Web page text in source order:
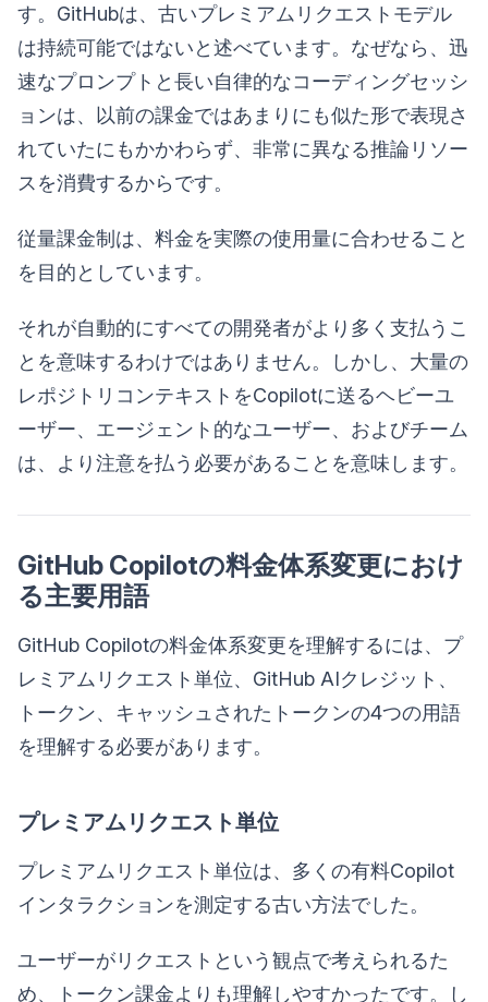
す。GitHubは、古いプレミアムリクエストモデル
は持続可能ではないと述べています。なぜなら、迅
速なプロンプトと長い自律的なコーディングセッシ
ョンは、以前の課金ではあまりにも似た形で表現さ
れていたにもかかわらず、非常に異なる推論リソー
スを消費するからです。
従量課金制は、料金を実際の使用量に合わせること
を目的としています。
それが自動的にすべての開発者がより多く支払うこ
とを意味するわけではありません。しかし、大量の
レポジトリコンテキストをCopilotに送るヘビーユ
ーザー、エージェント的なユーザー、およびチーム
は、より注意を払う必要があることを意味します。
GitHub Copilotの料金体系変更におけ
る主要用語
GitHub Copilotの料金体系変更を理解するには、プ
レミアムリクエスト単位、GitHub AIクレジット、
トークン、キャッシュされたトークンの4つの用語
を理解する必要があります。
プレミアムリクエスト単位
プレミアムリクエスト単位は、多くの有料Copilot
インタラクションを測定する古い方法でした。
ユーザーがリクエストという観点で考えられるた
め、トークン課金よりも理解しやすかったです。し